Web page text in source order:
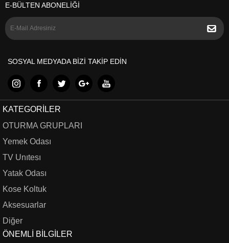
E-BÜLTEN ABONELİĞİ
SOSYAL MEDYADA BİZİ TAKİP EDİN
KATEGORILER
OTURMA GRUPLARI
Yemek Odası
TV Unıtesı
Yatak Odası
Kose Koltuk
Aksesuarlar
Diğer
ÖNEMLI BILGILER